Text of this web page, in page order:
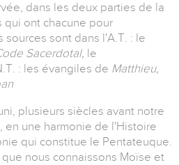
dans les deux parties de la
qui ont chacune pour
sont dans l'A.T. : le
Sacerdotal, le
: les évangiles de Matthieu,
plusieurs siècles avant notre
en une harmonie de l'Histoire
qui constitue le Pentateuque.
nous connaissons Moïse et